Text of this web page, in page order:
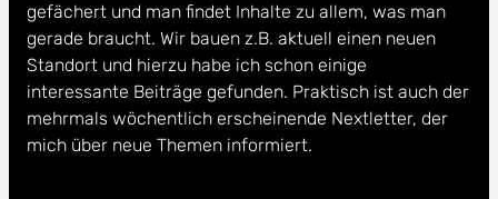
gefächert und man findet Inhalte zu allem, was man
gerade braucht. Wir bauen z.B. aktuell einen neuen
Standort und hierzu habe ich schon einige
interessante Beiträge gefunden. Praktisch ist auch der
mehrmals wöchentlich erscheinende Nextletter, der
mich über neue Themen informiert.